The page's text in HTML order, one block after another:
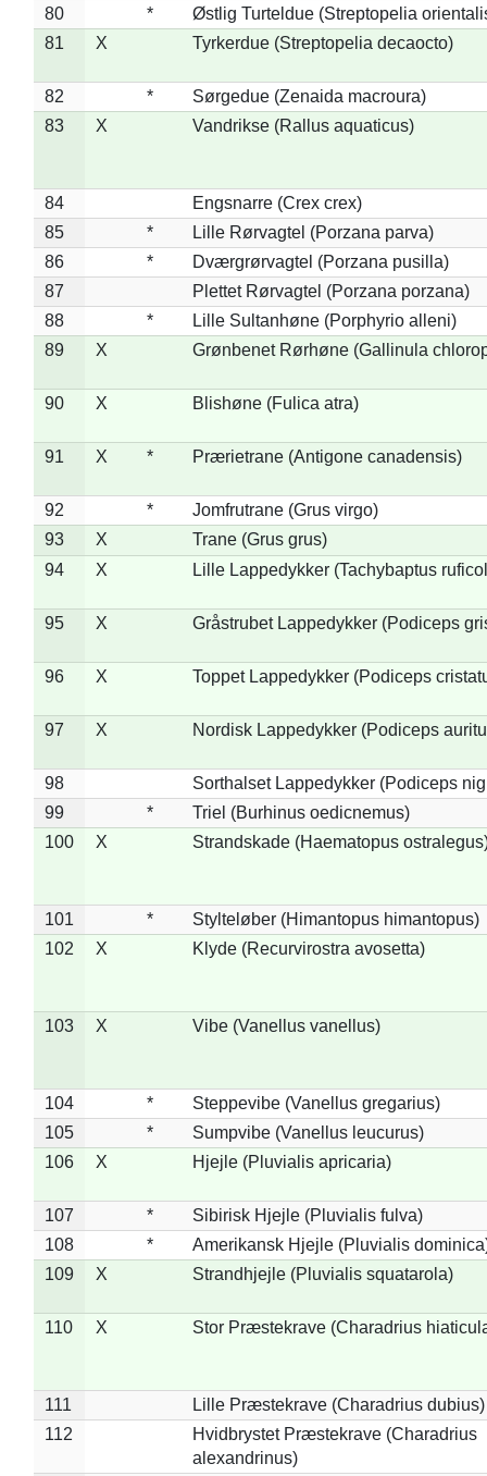
80 *
Østlig Turteldue (Streptopelia
81
X Tyrkerdue (Streptopelia decaocto)
82 *
Sørgedue (Zenaida macroura)
83
X Vandrikse (Rallus aquaticus)
84
Engsnarre (Crex crex)
85
*
Lille Rørvagtel (Porzana parva)
86
*
Dværgrørvagtel (Porzana pusilla)
87
Plettet Rørvagtel (Porzana porzana)
88
*
Lille Sultanhøne (Porphyrio alleni)
89
X Grønbenet Rørhøne (Gallinula
90 X Blishøne (Fulica atra)
91 X * Prærietrane (Antigone canadensis)
92 *
Jomfrutrane (Grus virgo)
93
X
Trane (Grus grus)
94
X Lille Lappedykker (Tachybaptus
95 X Gråstrubet Lappedykker (Podiceps
96 X Toppet Lappedykker (Podiceps
97 X Nordisk Lappedykker (Podiceps
98
Sorthalset Lappedykker (Podiceps
99
*
Triel (Burhinus oedicnemus)
100
X Strandskade (Haematopus
101 *
Stylteløber (Himantopus himantopus)
102
X Klyde (Recurvirostra avosetta)
103 X Vibe (Vanellus vanellus)
104 *
Steppevibe (Vanellus gregarius)
105
*
Sumpvibe (Vanellus leucurus)
106
X Hjejle (Pluvialis apricaria)
107 *
Sibirisk Hjejle (Pluvialis fulva)
108
*
Amerikansk Hjejle (Pluvialis
109
X Strandhjejle (Pluvialis squatarola)
110 X Stor Præstekrave (Charadrius
111
Lille Præstekrave (Charadrius dubius)
112
Hvidbrystet Præstekrave (Charadrius
alexandrinus)